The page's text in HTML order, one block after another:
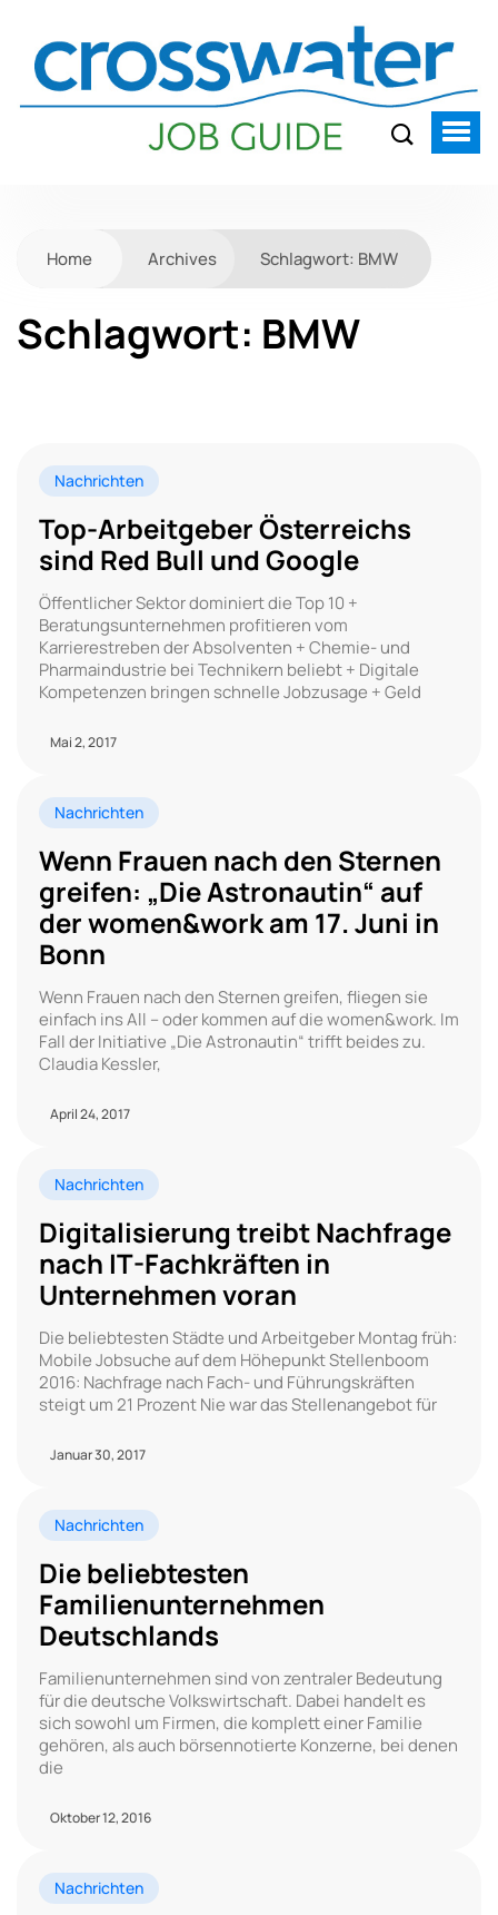
Home Archives Schlagwort: BMW
Schlagwort: BMW
Nachrichten
Top-Arbeitgeber Österreichs
sind Red Bull und Google
Öffentlicher Sektor dominiert die Top 10 +
Beratungsunternehmen profitieren vom
Karrierestreben der Absolventen + Chemie- und
Pharmaindustrie bei Technikern beliebt + Digitale
Kompetenzen bringen schnelle Jobzusage + Geld
Mai 2, 2017
Nachrichten
Wenn Frauen nach den Sternen
greifen: „Die Astronautin“ auf
der women&work am 17. Juni in
Bonn
Wenn Frauen nach den Sternen greifen, fliegen sie
einfach ins All – oder kommen auf die women&work. Im
Fall der Initiative „Die Astronautin“ trifft beides zu.
Claudia Kessler,
April 24, 2017
Nachrichten
Digitalisierung treibt Nachfrage
nach IT-Fachkräften in
Unternehmen voran
Die beliebtesten Städte und Arbeitgeber Montag früh:
Mobile Jobsuche auf dem Höhepunkt Stellenboom
2016: Nachfrage nach Fach- und Führungskräften
steigt um 21 Prozent Nie war das Stellenangebot für
Januar 30, 2017
Nachrichten
Die beliebtesten
Familienunternehmen
Deutschlands
Familienunternehmen sind von zentraler Bedeutung
für die deutsche Volkswirtschaft. Dabei handelt es
sich sowohl um Firmen, die komplett einer Familie
gehören, als auch börsennotierte Konzerne, bei denen
die
Oktober 12, 2016
Nachrichten